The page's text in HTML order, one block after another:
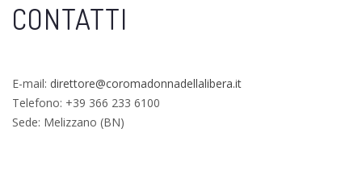
CONTATTI
E-mail: direttore@coromadonnadellalibera.it
Telefono: +39 366 233 6100
Sede: Melizzano (BN)